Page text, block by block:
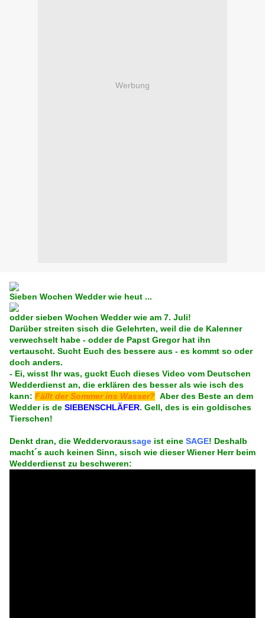
Werbung
Sieben Wochen Wedder wie heut ...
odder sieben Wochen Wedder wie am 7. Juli!
Darüber streiten sisch die Gelehrten, weil die de Kalenner
verwechselt habe - odder de Papst Gregor hat ihn
vertauscht. Sucht Euch des bessere aus - es kommt so oder
doch anders.
- Ei, wisst Ihr was, guckt Euch dieses Video vom Deutschen
Wedderdienst an, die erklären des besser als wie isch des
kann: Fällt der Sommer ins Wasser? Aber des Beste an dem
Wedder is de SIEBENSCHLÄFER. Gell, des is ein goldisches
Tierschen!
Denkt dran, die Weddervoraussage ist eine SAGE! Deshalb
macht´s auch keinen Sinn, sisch wie dieser Wiener Herr beim
Wedderdienst zu beschweren: